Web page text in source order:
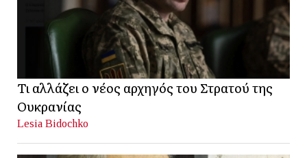
Τι αλλάζει ο νέος αρχηγός του Στρατού της
Ουκρανίας
Lesia Bidochko